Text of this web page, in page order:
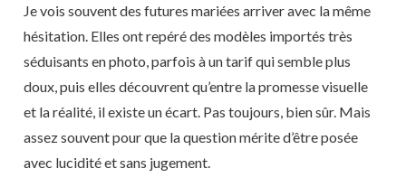
Je vois souvent des futures mariées arriver avec la même
hésitation. Elles ont repéré des modèles importés très
séduisants en photo, parfois à un tarif qui semble plus
doux, puis elles découvrent qu’entre la promesse visuelle
et la réalité, il existe un écart. Pas toujours, bien sûr. Mais
assez souvent pour que la question mérite d’être posée
avec lucidité et sans jugement.